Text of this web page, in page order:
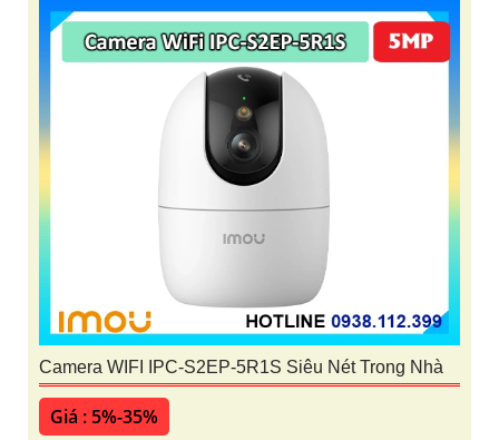
Camera WIFI IPC-S2EP-5R1S Siêu Nét Trong Nhà
Giá : 5%-35%